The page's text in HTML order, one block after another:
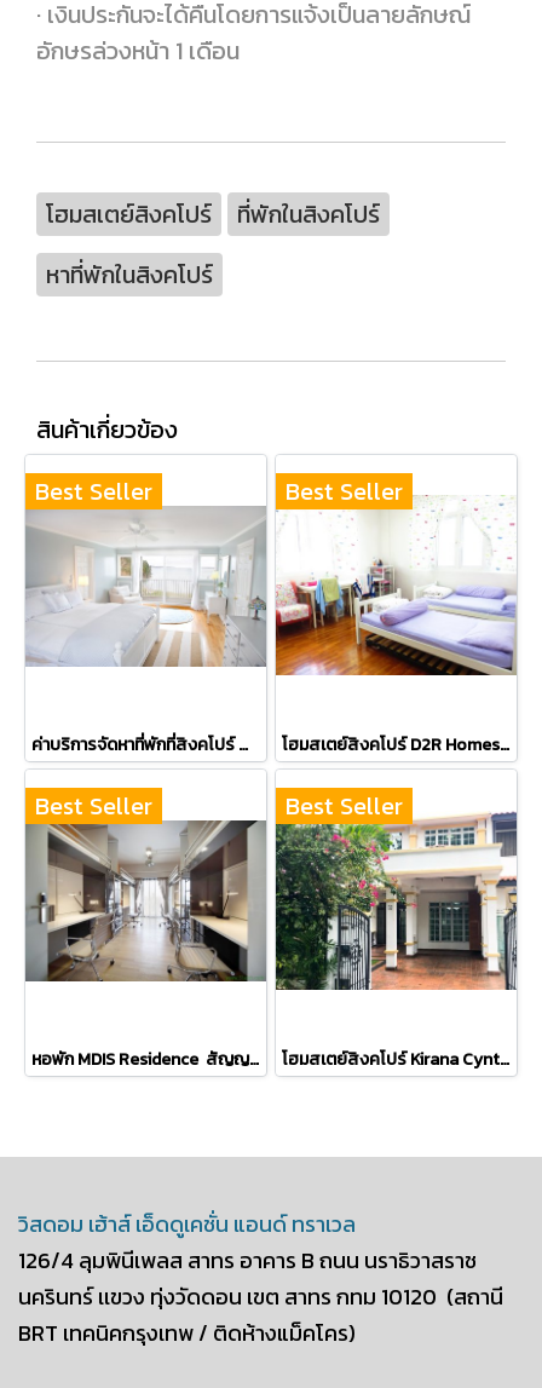
· เงินประกันจะได้คืนโดยการแจ้งเป็นลายลักษณ์
อักษรล่วงหน้า 1 เดือน
โฮมสเตย์สิงคโปร์
ที่พักในสิงคโปร์
หาที่พักในสิงคโปร์
สินค้าเกี่ยวข้อง
Best Seller
ค่าบริการจัดหาที่พักที่สิงคโปร์ ชำระครั้งเดียว
Best Seller
โฮมสเตย์สิงคโปร์ D2R Homestay บ้าน Phyllis & SK Lim
Best Seller
หอพัก MDIS Residence สัญญาในการพักขั้นต่ำ 3 เดือน
Best Seller
โฮมสเตย์สิงคโปร์ Kirana Cynthia Chin @ Kovan และ Teacher Gwen
วิสดอม เฮ้าส์ เอ็ดดูเคชั่น แอนด์ ทราเวล
126/4 ลุมพินีเพลส สาทร อาคาร Bถนน นราธิวาสราช
นครินทร์ เเขวง ทุ่งวัดดอน เขต สาทร กทม 10120 (สถานี
BRT เทคนิคกรุงเทพ / ติดห้างแม็คโคร)